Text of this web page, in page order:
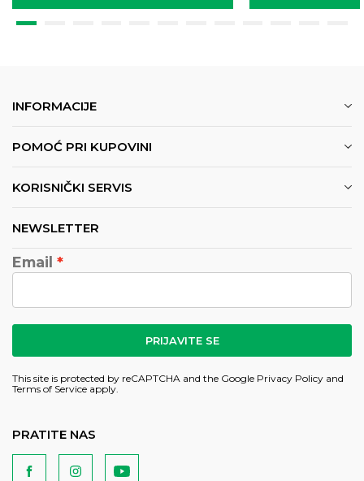
INFORMACIJE
POMOĆ PRI KUPOVINI
KORISNIČKI SERVIS
NEWSLETTER
Email
PRIJAVITE SE
This site is protected by reCAPTCHA and the Google Privacy Policy and
Terms of Service apply.
PRATITE NAS